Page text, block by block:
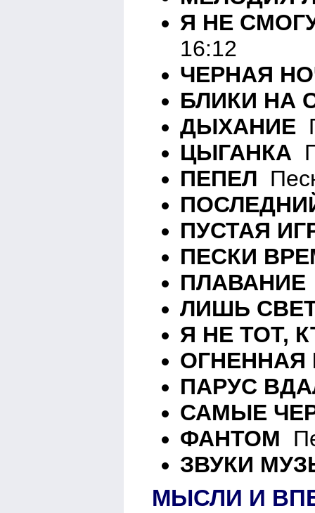
Я НЕ
16:12
ЧЕРНАЯ
БЛИКИ НА
ДЫХАНИЕ
ЦЫГАНКА
ПЕПЕЛ
ПУСТАЯ
ПЕСКИ
ПЛАВАНИЕ
ЛИШЬ
Я НЕ ТОТ,
ОГНЕННАЯ
ПАРУС
САМЫЕ
ФАНТОМ
ЗВУКИ
МЫСЛИ И